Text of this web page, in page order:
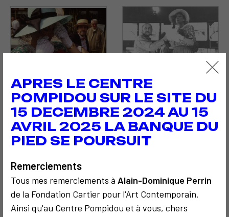
APRES LE CENTRE
POMPIDOU SUR LE SITE DU
15 DECEMBRE 2024 AU 15
AVRIL 2025 LA BANQUE DU
PIED SE POURSUIT
Remerciements
Tous mes remerciements à Alain-Dominique Perrin
de la Fondation Cartier pour l'Art Contemporain.
Ainsi qu'au Centre Pompidou et à vous, chers